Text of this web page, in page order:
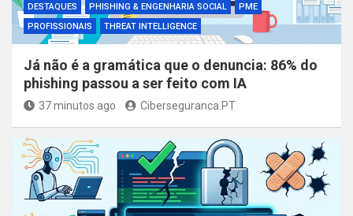
DESTAQUES PHISHING & ENGENHARIA SOCIAL
PME
PROFISSIONAIS
THREAT INTELLIGENCE
Já não é a gramática que o denuncia: 86% do
phishing passou a ser feito com IA
37 minutos ago Ciberseguranca.PT